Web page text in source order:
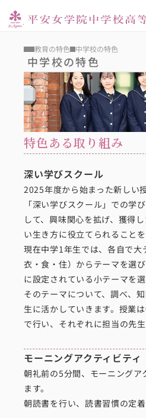
学校のプロフィール
スクールライフ
入試
中学校
高等学校
教育の特色 中学校の特色
中学校の特色
特色ある取り組み
深い学びスクール
2025年度から始まった新しい授
「深い学びスクール」での学
して、興味関心を拡げ、獲得
い生き方に役立てられることを
現在中学1年生では、各自で大
衣・食・住）からテーマを選
に設定されている小テーマを
そのテーマについて、調べ、
生に活かしていきます。授業
で行い、それぞれに担当の先生
モーニングアクティビティ
朝礼前の5分間、モーニングア
ます。
朝読書を行い、読書習慣の定着